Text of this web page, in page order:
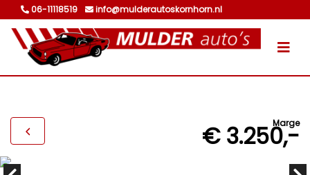
06-11118519 info@mulderautoskornhorn.nl
Marge
€ 3.250,-